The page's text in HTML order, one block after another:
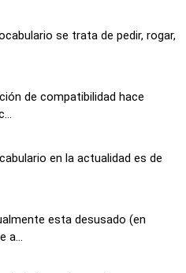
se trata de pedir, rogar,
de compatibilidad hace
en la actualidad es de
esta desusado (en
a...